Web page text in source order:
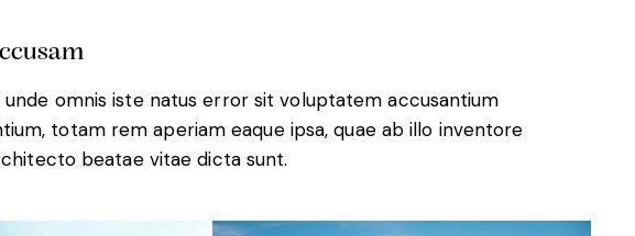
unde omnis iste natus error sit voluptatem accusantium
totam rem aperiam eaque ipsa, quae ab illo inventore
beatae vitae dicta sunt.